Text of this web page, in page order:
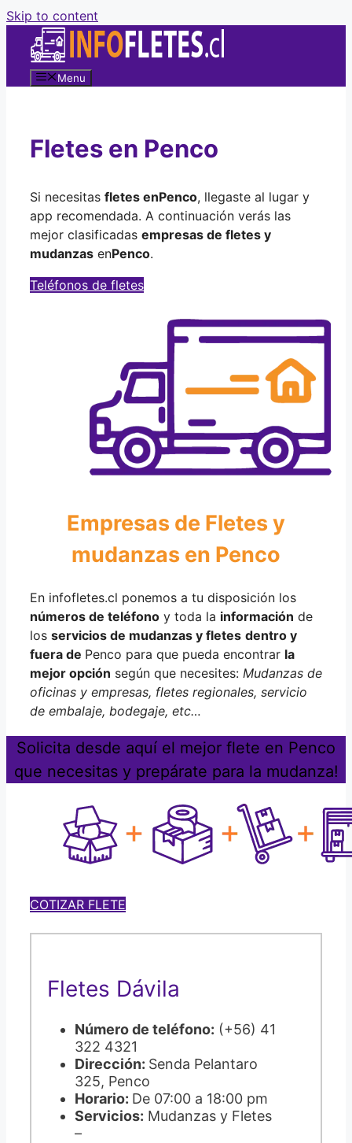
Skip to content
Menu
Fletes en Penco
Si necesitas fletes enPenco, llegaste al lugar y
app recomendada. A continuación verás las
mejor clasificadas empresas de fletes y
mudanzas enPenco.
Teléfonos de fletes
Empresas de Fletes y
mudanzas en Penco
En infofletes.cl ponemos a tu disposición los
números de teléfono y toda la información de
los servicios de mudanzas y fletes dentro y
fuera de Penco para que pueda encontrar la
mejor opción según que necesites: Mudanzas de
oficinas y empresas, fletes regionales, servicio
de embalaje, bodegaje, etc…
Solicita desde aquí el mejor flete en Penco
que necesitas y prepárate para la mudanza!
COTIZAR FLETE
Fletes Dávila
Número de teléfono: (+56) 41
322 4321
Dirección: Senda Pelantaro
325, Penco
Horario: De 07:00 a 18:00 pm
Servicios: Mudanzas y Fletes
–